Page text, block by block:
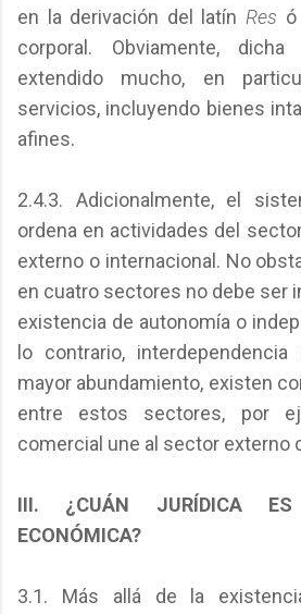
en la derivación del latín Res
corporal. Obviamente,
extendido mucho, en
servicios, incluyendo bienes
afines.
2.4.3. Adicionalmente, el
ordena en actividades del
externo o internacional. No
en cuatro sectores no debe ser
existencia de autonomía o
lo contrario,
mayor abundamiento, existen
entre estos sectores, por
comercial une al sector externo
III. ¿CUÁN JURÍDICA
ECONÓMICA?
3.1. Más allá de la